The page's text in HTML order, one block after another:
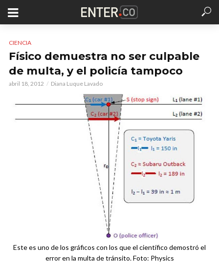
CIENCIA
Físico demuestra no ser culpable
de multa, y el policía tampoco
abril 18, 2012 Diana Luque Lavado
Este es uno de los gráficos con los que el científico demostró el
error en la multa de tránsito. Foto: Physics